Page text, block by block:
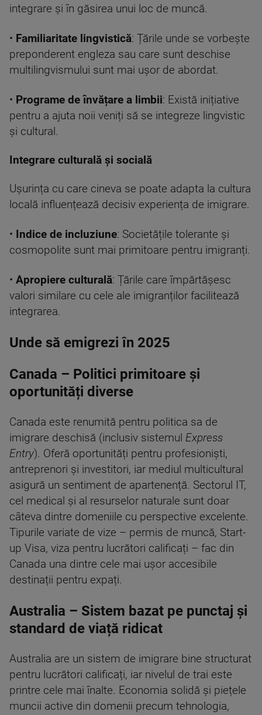
integrare și în găsirea unui loc de muncă.
• Familiaritate lingvistică: Țările unde se vorbește
preponderent engleza sau care sunt deschise
multilingvismului sunt mai ușor de abordat.
• Programe de învățare a limbii: Există inițiative
pentru a ajuta noii veniți să se integreze lingvistic
și cultural.
Integrare culturală și socială
Ușurința cu care cineva se poate adapta la cultura
locală influențează decisiv experiența de imigrare.
• Indice de incluziune: Societățile tolerante și
cosmopolite sunt mai primitoare pentru imigranți.
• Apropiere culturală: Țările care împărtășesc
valori similare cu cele ale imigranților facilitează
integrarea.
Unde să emigrezi în 2025
Canada – Politici primitoare și
oportunități diverse
Canada este renumită pentru politica sa de
imigrare deschisă (inclusiv sistemul Express
Entry). Oferă oportunități pentru profesioniști,
antreprenori și investitori, iar mediul multicultural
asigură un sentiment de apartenență. Sectorul IT,
cel medical și al resurselor naturale sunt doar
câteva dintre domeniile cu perspective excelente.
Tipurile variate de vize – permis de muncă, Start-
up Visa, viza pentru lucrători calificați – fac din
Canada una dintre cele mai ușor accesibile
destinații pentru expați.
Australia – Sistem bazat pe punctaj și
standard de viață ridicat
Australia are un sistem de imigrare bine structurat
pentru lucrători calificați, iar nivelul de trai este
printre cele mai înalte. Economia solidă și piețele
muncii active din domenii precum tehnologia,